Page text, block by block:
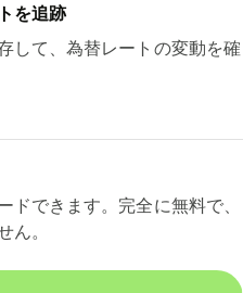
を追跡
して、為替レートの変動を確
ドできます。完全に無料で、
ん。